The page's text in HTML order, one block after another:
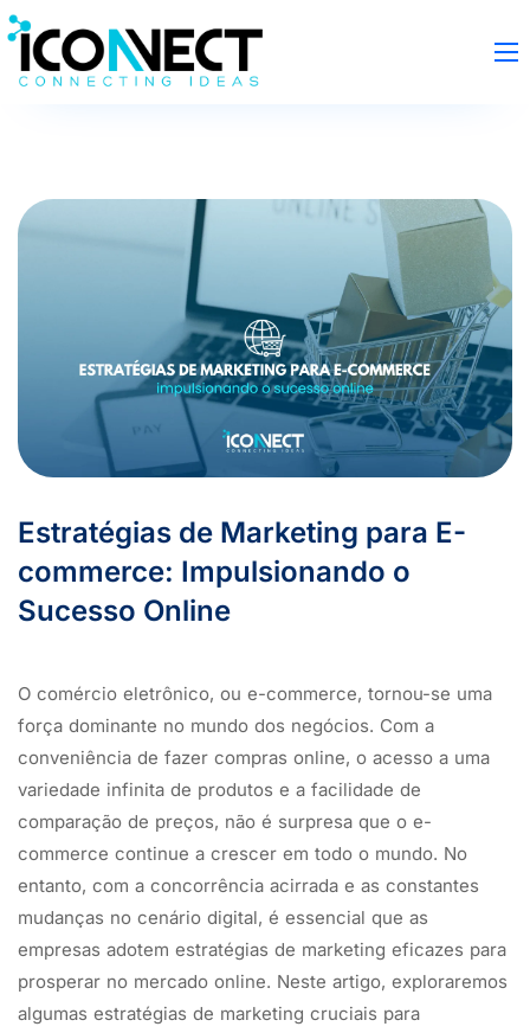
Estratégias de Marketing para E-
commerce: Impulsionando o
Sucesso Online
O comércio eletrônico, ou e-commerce, tornou-se uma
força dominante no mundo dos negócios. Com a
conveniência de fazer compras online, o acesso a uma
variedade infinita de produtos e a facilidade de
comparação de preços, não é surpresa que o e-
commerce continue a crescer em todo o mundo. No
entanto, com a concorrência acirrada e as constantes
mudanças no cenário digital, é essencial que as
empresas adotem estratégias de marketing eficazes para
prosperar no mercado online. Neste artigo, exploraremos
algumas estratégias de marketing cruciais para